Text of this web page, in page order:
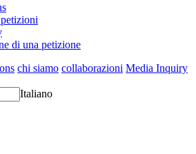
di una petizione
chi siamo collaborazioni Media Inquiry
Italiano